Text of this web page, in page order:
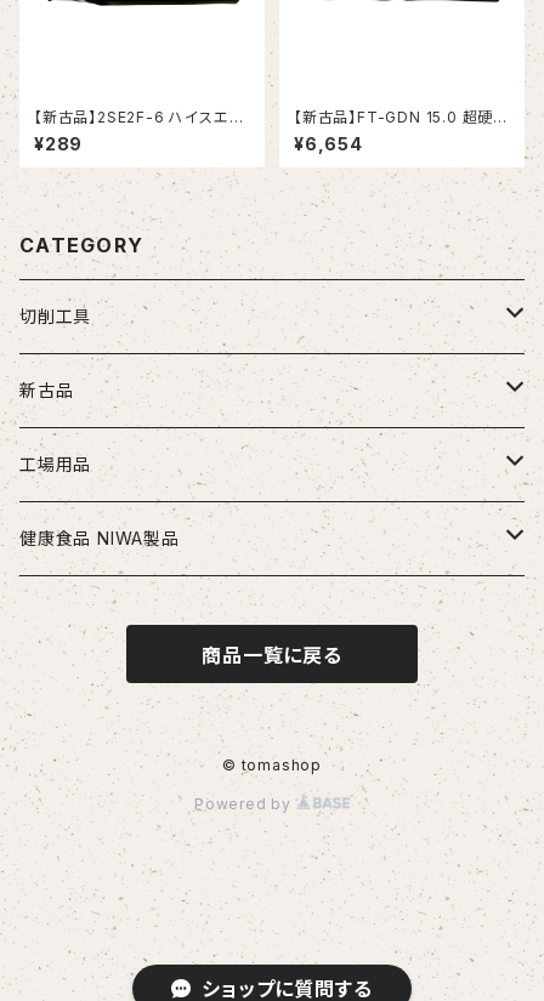
ショップに質問する
【新古品】2SE2F-6 ハイスエン
ドミル (YG-1)
¥289
【新古品】FT-GDN 15.0 超硬ド
リル (OSG)
¥6,654
CATEGORY
切削工具
ドリル
ソリッドドリル（超硬/ハイス/他）
段付きドリル・座繰りドリル
ヘッド交換式ドリル
ヘッド交換式ドリル用ホルダ
刃先交換式ドリル用チップ
刃先交換式ドリル用ホルダ
センタリングドリル・センタードリル・スポットドリル
エンドミル
超硬エンドミル
ハイスエンドミル
タップ
ハンドタップ
スパイラルタップ
ポイントタップ
ロールタップ
リーマ
ストレートリーマ・ハンドリーマ
スパイラルリーマ・ヘリカルリーマ
テーパリーマ
チップ
外径用・内径用チップ
溝入れ用・突っ切り用チップ
ねじ切り用チップ（旋盤）
新古品
お得セット品
切削工具
ドリル
エンドミル
タップ
リーマ
チップ
サイドカッター
配管部品
継手
治具
コレット
測定工具
コンベックス・巻尺
ノギス・定規
作業工具
カッター
ソケット
その他
工場用品
安全・保護用品
ヘルメット
健康食品 NIWA製品
ニワメイツ21 [送料無料]
ニワAOAFスペシャル[送料無料]
ロイヤルセレクト [送料無料]
商品一覧に戻る
© tomashop
Powered by